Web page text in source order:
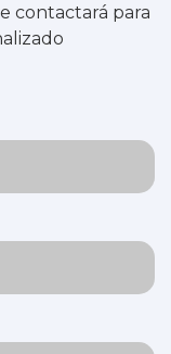
contactará para